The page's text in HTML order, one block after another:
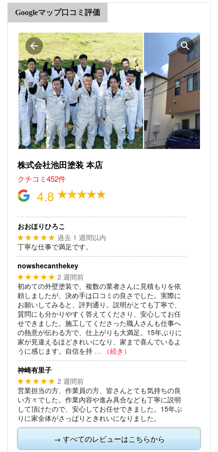
Googleマップ口コミ評価
株式会社池田塗装 本店
クチコミ452件
4.8
おおほりひろこ
★★★★★ 過去 1 週間以内
丁寧な仕事で満足です。
nowshecanthekey
★★★★★ 2 週間前
初めての外壁塗装で、複数の業者さんに見積もりを依
頼しましたが、決め手は口コミの良さでした。実際に
お願いしてみると、評判通り。説明がとても丁寧で、
質問にも分かりやすく答えてくださり、安心してお任
せできました。施工してくださった職人さんも仕事へ
の熱意が伝わる方で、仕上がりも大満足。15年ぶりに
家が見違えるほどきれいになり、家まで喜んでいるよ
うに感じます。自信を持 … （続き）
神崎有里子
★★★★★ 2 週間前
営業担当の方、作業員の方、皆さんとても気持ちの良
い方々でした。作業内容や進み具合なども丁寧に説明
して頂けたので、安心してお任せできました。15年ぶ
りに家全体がさっぱりときれいになりました。
→ すべてのレビューはこちらから